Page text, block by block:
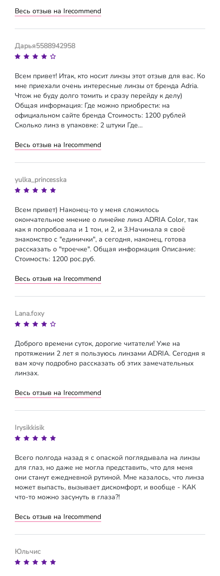
Весь отзыв на Irecommend
Дарья5588942958
Всем привет! Итак, кто носит линзы этот отзыв для вас. Ко
мне приехали очень интересные линзы от бренда Adria.
Чтож не буду долго томить и сразу перейду к делу)
Общая информация: Где можно приобрести: на
официальном сайте бренда Стоимость: 1200 рублей
Сколько линз в упаковке: 2 штуки Где…
Весь отзыв на Irecommend
yulka_princesska
Всем привет) Наконец-то у меня сложилось
окончательное мнение о линейке линз ADRIA Color, так
как я попробовала и 1 тон, и 2, и 3.Начинала я своё
знакомство с "единички", а сегодня, наконец, готова
рассказать о "троечке". Общая информация Описание:
Стоимость: 1200 рос.руб.
Весь отзыв на Irecommend
Lana.foxy
Доброго времени суток, дорогие читатели! Уже на
протяжении 2 лет я пользуюсь линзами ADRIA. Сегодня я
вам хочу подробно рассказать об этих замечательных
линзах.
Весь отзыв на Irecommend
Irysikkisik
Всего полгода назад я с опаской поглядывала на линзы
для глаз, но даже не могла представить, что для меня
они станут ежедневной рутиной. Мне казалось, что линза
может выпасть, вызывает дискомфорт, и вообще - КАК
что-то можно засунуть в глаза?!
Весь отзыв на Irecommend
Юльчис